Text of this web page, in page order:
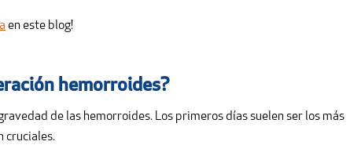
en este blog!
hemorroides?
de las hemorroides. Los primeros días suelen ser los más
cruciales.